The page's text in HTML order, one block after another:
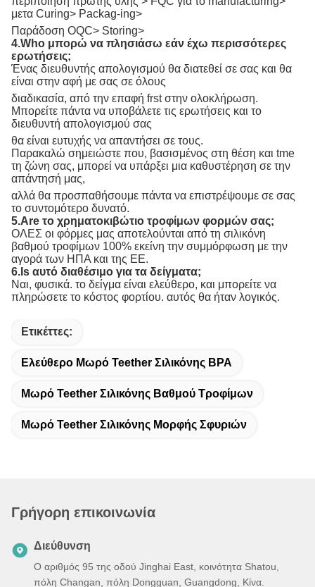
μετα Curing> Packag-ing>
Παράδοση OQC> Storing>
4.Who μπορώ να πλησιάσω εάν έχω περισσότερες
ερωτήσεις;
Ένας διευθυντής απολογισμού θα διατεθεί σε σας και θα
είναι στην αφή με σας σε όλους
διαδικασία, από την επαφή frst στην ολοκλήρωση.
Μπορείτε πάντα να υποβάλετε τις ερωτήσεις και το
διευθυντή απολογισμού σας
θα είναι ευτυχής να απαντήσει σε τους.
Παρακαλώ σημειώστε που, βασισμένος στη θέση και tme
τη ζώνη σας, μπορεί να υπάρξει μια καθυστέρηση σε την
απάντησή μας,
αλλά θα προσπαθήσουμε πάντα να επιστρέψουμε σε σας
το συντομότερο δυνατό.
5.Are το χρηματοκιβώτιο τροφίμων φορμών σας;
ΟΛΕΣ οι φόρμες μας αποτελούνται από τη σιλικόνη
βαθμού τροφίμων 100% εκείνη την συμμόρφωση με την
αγορά των ΗΠΑ και της ΕΕ.
6.Is αυτό διαθέσιμο για τα δείγματα;
Ναι, φυσικά. το δείγμα είναι ελεύθερο, και μπορείτε να
πληρώσετε το κόστος φορτίου. αυτός θα ήταν λογικός.
Ετικέττες:
Ελεύθερο Μωρό Teether Σιλικόνης BPA
Μωρό Teether Σιλικόνης Βαθμού Τροφίμων
Μωρό Teether Σιλικόνης Μορφής Σφυριών
Γρήγορη επικοινωνία
Διεύθυνση
Ο αριθμός 95 της οδού Jinghai East, κοινότητα Shatou,
πόλη Changan, πόλη Dongguan, Guangdong, Κίνα.